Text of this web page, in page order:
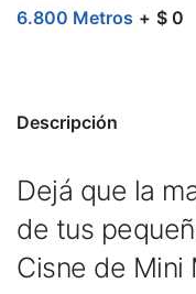
6.800 Metros $ 0
Descripción
Dejá que la
de tus
Cisne de Mini